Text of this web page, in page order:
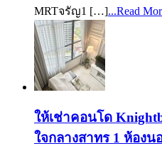
MRTจรัญ1 […]...Read
ให้เช่าคอนโด
ใจกลางสาทร 1 ห้อง